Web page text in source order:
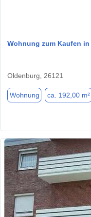
Wohnung zum Kaufen in
Oldenburg, 26121
Wohnung ca. 192,00 m²